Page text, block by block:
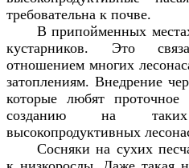
требовательна к почве.
В припойменных
кустарников. Это
отношением многих
затоплениям. Внедрение
которые любят
созданию на
высокопродуктивных
Сосняки на сухих